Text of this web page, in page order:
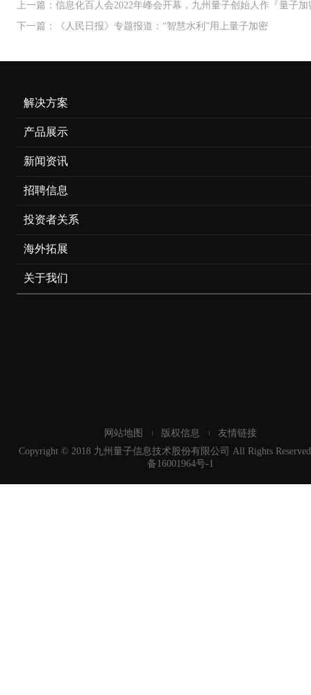
上一篇：信息化百人会2022年峰会开幕，九州量子创始人作『量子
下一篇：《人民日报》专题报道：“智慧水利”用上量子加密
解决方案
产品展示
新闻资讯
招聘信息
投资者关系
海外拓展
关于我们
网站地图 版权信息
友情链接
Copyright © 2018 九州量子信息技术股份有限公司 All Rights
备16001964号-1